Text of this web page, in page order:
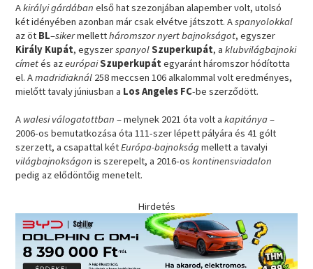
Akirályi gárdában első hat szezonjában alapember volt, utolsó
két idényében azonban már csak elvétve játszott. Aspanyolokkal
az öt BL–sikermellettháromszor nyert bajnokságot, egyszer
Király Kupát, egyszerspanyolSzuperkupát, aklubvilágbajnoki
címetés azeurópaiSzuperkupátegyaránt háromszor hódította
el. Amadridiaknál 258 meccsen 106 alkalommal volt eredményes,
mielőtt tavaly júniusban a Los Angeles FC-be szerződött.
A walesi válogatottban – melynek 2021 óta volt akapitánya–
2006-os bemutatkozása óta 111-szer lépett pályára és 41 gólt
szerzett, a csapattal kétEurópa-bajnokságmellett a tavalyi
világbajnokságonis szerepelt, a 2016-oskontinensviadalon
pedig az elődöntőig menetelt.
Hirdetés